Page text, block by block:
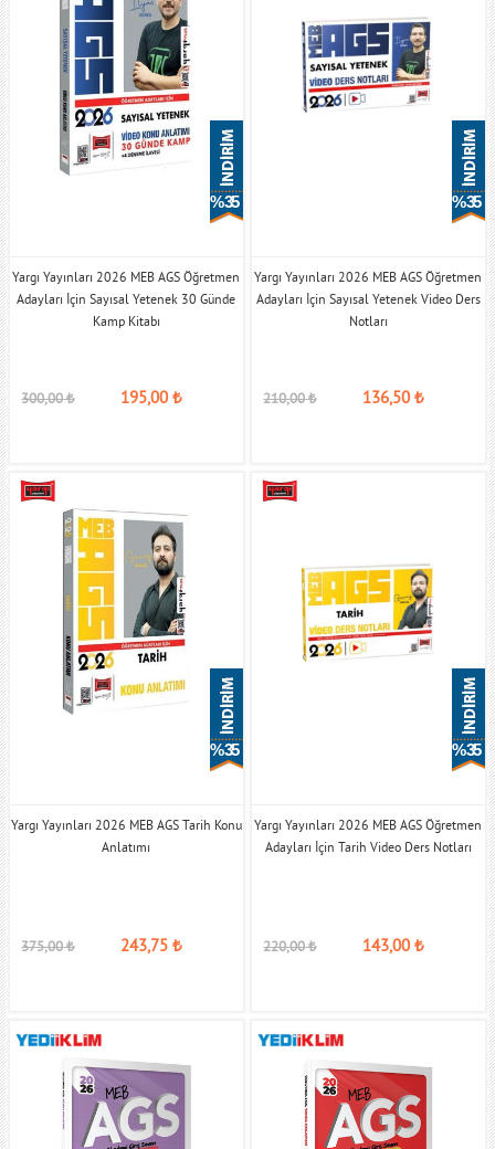
% 35
Yargı Yayınları 2026 MEB AGS Öğretmen
Adayları İçin Sayısal Yetenek 30 Günde
Kamp Kitabı
300,00₺ 195,00₺
% 35
Yargı Yayınları 2026 MEB AGS Öğretmen
Adayları İçin Sayısal Yetenek Video Ders
Notları
210,00₺ 136,50₺
% 35
Yargı Yayınları 2026 MEB AGS Tarih Konu
Anlatımı
375,00₺ 243,75 ₺
% 35
Yargı Yayınları 2026 MEB AGS Öğretmen
Adayları İçin Tarih Video Ders Notları
220,00₺ 143,00₺